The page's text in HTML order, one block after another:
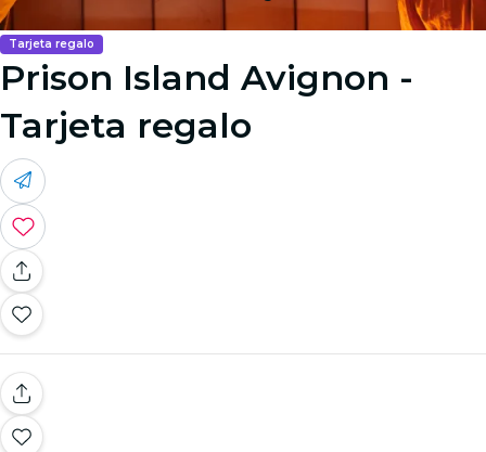
Tarjeta regalo
Prison Island Avignon -
Tarjeta regalo